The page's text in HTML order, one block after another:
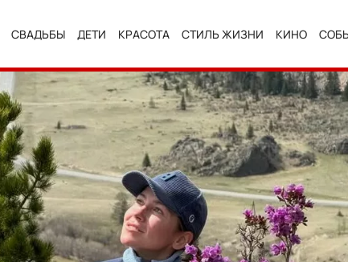
СВАДЬБЫ ДЕТИ КРАСОТА СТИЛЬ ЖИЗНИ КИНО